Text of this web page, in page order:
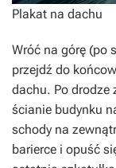
Plakat na dachu
Wróć na górę (po
przejdź do
dachu. Po drodze
ścianie budynku
schody na
barierce i opuść